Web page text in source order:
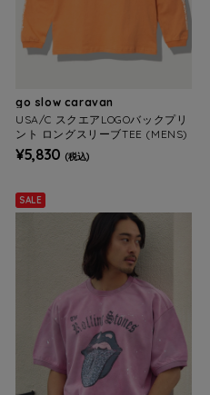
go slow caravan
USA/C スクエアLOGOバックプリ
ント ロングスリーブTEE (MENS)
¥5,830 (税込)
SALE